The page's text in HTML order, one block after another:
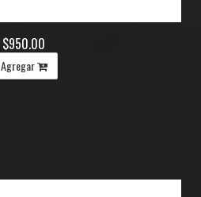
$950.00
Agregar